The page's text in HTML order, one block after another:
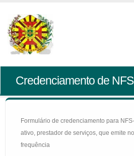
Credenciamento de
Formulário de credenciamento para
ativo, prestador de serviços, que emite
frequência